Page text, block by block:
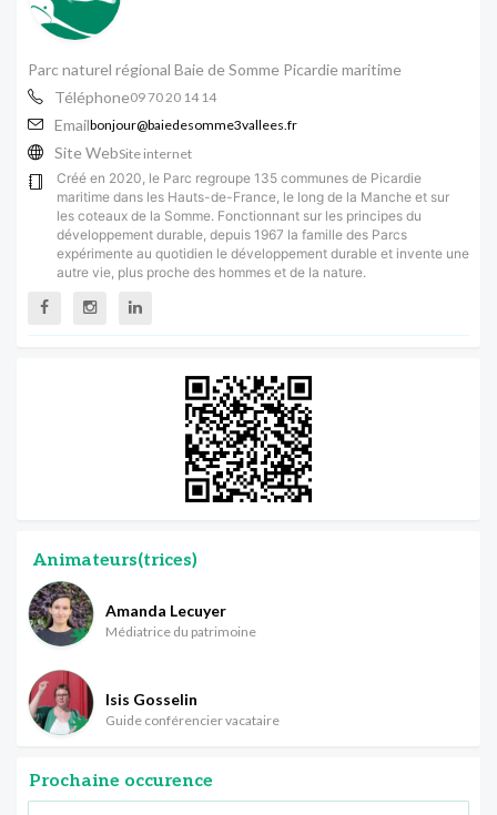
Parc naturel régional Baie de Somme Picardie maritime
Téléphone09 70 20 14 14
Emailbonjour@baiedesomme3vallees.fr
Site WebSite internet
Créé en 2020, le Parc regroupe 135 communes de Picardie
maritime dans les Hauts-de-France, le long de la Manche et sur
les coteaux de la Somme. Fonctionnant sur les principes du
développement durable, depuis 1967 la famille des Parcs
expérimente au quotidien le développement durable et invente une
autre vie, plus proche des hommes et de la nature.
Animateurs(trices)
Amanda Lecuyer
Médiatrice du patrimoine
Isis Gosselin
Guide conférencier vacataire
Prochaine occurence